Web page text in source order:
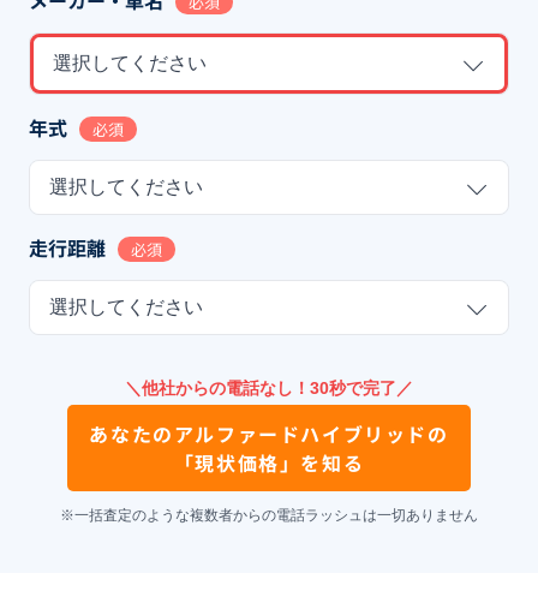
選択してください
年式 必須
選択してください
走行距離 必須
選択してください
＼他社からの電話なし！30秒で完了／
あなたのアルファードハイブリッドの
「現状価格」を知る
※一括査定のような複数者からの電話ラッシュは一切ありません